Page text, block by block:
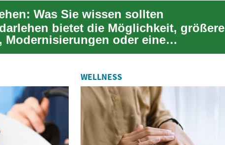
Was Sie wissen sollten
bietet die Möglichkeit, größere
Modernisierungen oder eine
güns...
WELLNESS